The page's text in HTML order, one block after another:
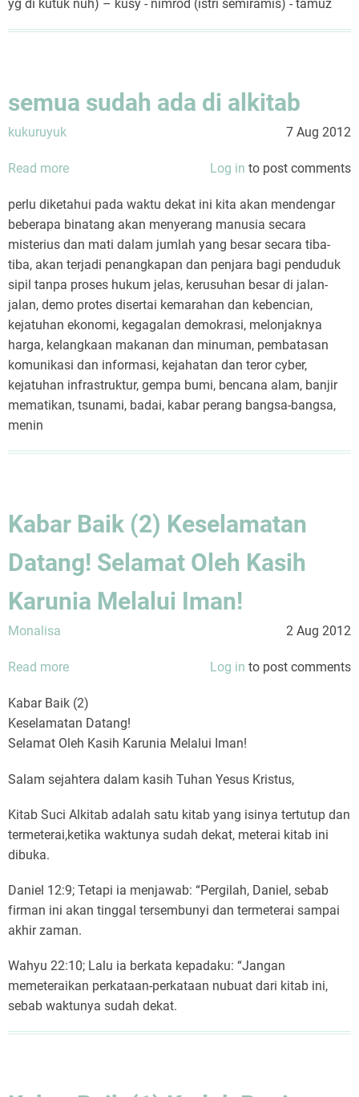
yg di kutuk nuh) – kusy - nimrod (istri semiramis) - tamuz
semua sudah ada di alkitab
kukuruyuk 7 Aug 2012
Read more
sudah
ada
di
alkitab
Log in to post comments
perlu diketahui pada waktu dekat ini kita akan mendengar
beberapa binatang akan menyerang manusia secara
misterius dan mati dalam jumlah yang besar secara tiba-
tiba, akan terjadi penangkapan dan penjara bagi penduduk
sipil tanpa proses hukum jelas, kerusuhan besar di jalan-
jalan, demo protes disertai kemarahan dan kebencian,
kejatuhan ekonomi, kegagalan demokrasi, melonjaknya
harga, kelangkaan makanan dan minuman, pembatasan
komunikasi dan informasi, kejahatan dan teror cyber,
kejatuhan infrastruktur, gempa bumi, bencana alam, banjir
mematikan, tsunami, badai, kabar perang bangsa-bangsa,
menin
Kabar Baik (2) Keselamatan
Datang! Selamat Oleh Kasih
Karunia Melalui Iman!
Monalisa 2 Aug 2012
Read more
Baik
(2)
Keselamatan
Selamat
Oleh
Kasih
Iman!
Log in to post comments
Kabar Baik (2)
Keselamatan Datang!
Selamat Oleh Kasih Karunia Melalui Iman!
Salam sejahtera dalam kasih Tuhan Yesus Kristus,
Kitab Suci Alkitab adalah satu kitab yang isinya tertutup dan
termeterai,ketika waktunya sudah dekat, meterai kitab ini
dibuka.
Daniel 12:9; Tetapi ia menjawab: “Pergilah, Daniel, sebab
firman ini akan tinggal tersembunyi dan termeterai sampai
akhir zaman.
Wahyu 22:10; Lalu ia berkata kepadaku: “Jangan
memeteraikan perkataan-perkataan nubuat dari kitab ini,
sebab waktunya sudah dekat.